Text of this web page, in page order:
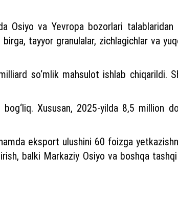
Osiyo va Yevropa bozorlari talablaridan
tayyor granulalar, zichlagichlar va
so‘mlik mahsulot ishlab chiqarildi.
Xususan, 2025-yilda 8,5 million
eksport ulushini 60 foizga
balki Markaziy Osiyo va boshqa